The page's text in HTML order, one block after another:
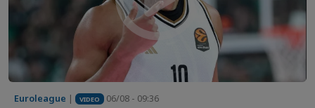
Euroleague | VIDEO 06/08 - 09:36